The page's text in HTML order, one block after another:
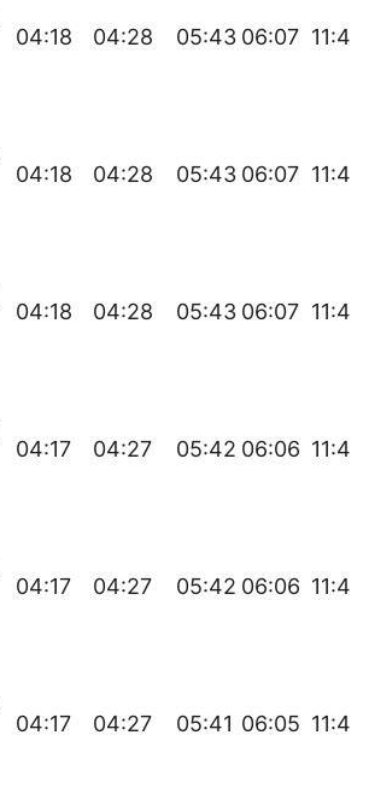
04:18 04:28 05:43 06:07 11:44
04:18 04:28 05:43 06:07 11:44
04:18 04:28 05:43 06:07 11:44
04:17 04:27 05:42 06:06 11:43
04:17 04:27 05:42 06:06 11:43
04:17 04:27 05:41 06:05 11:43